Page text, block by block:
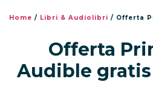
Home / Libri & Audiolibri / Offerta
Offerta
Audible